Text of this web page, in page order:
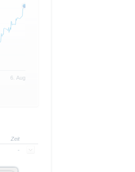
6. Aug
Zeit
-